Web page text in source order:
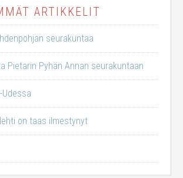
ARTIKKELIT
seurakuntaa
Pietarin Pyhän Annan seurakuntaan
Udessa
on taas ilmestynyt